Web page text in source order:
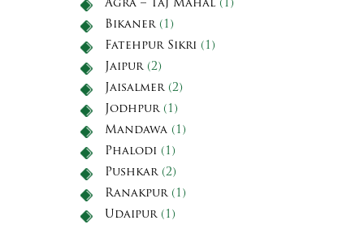
Agra – Taj Mahal (1)
Bikaner(1)
Fatehpur Sikri (1)
Jaipur(2)
Jaisalmer(2)
Jodhpur(1)
Mandawa (1)
Phalodi (1)
Pushkar(2)
Ranakpur(1)
Udaipur(1)